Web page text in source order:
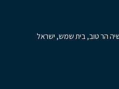
הר טוב, בית שמש, ישראל